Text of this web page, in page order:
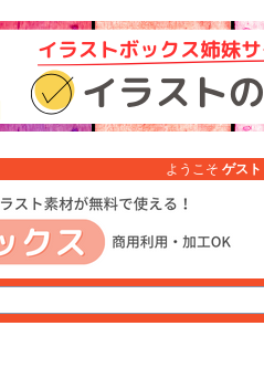
ようこそ ゲスト